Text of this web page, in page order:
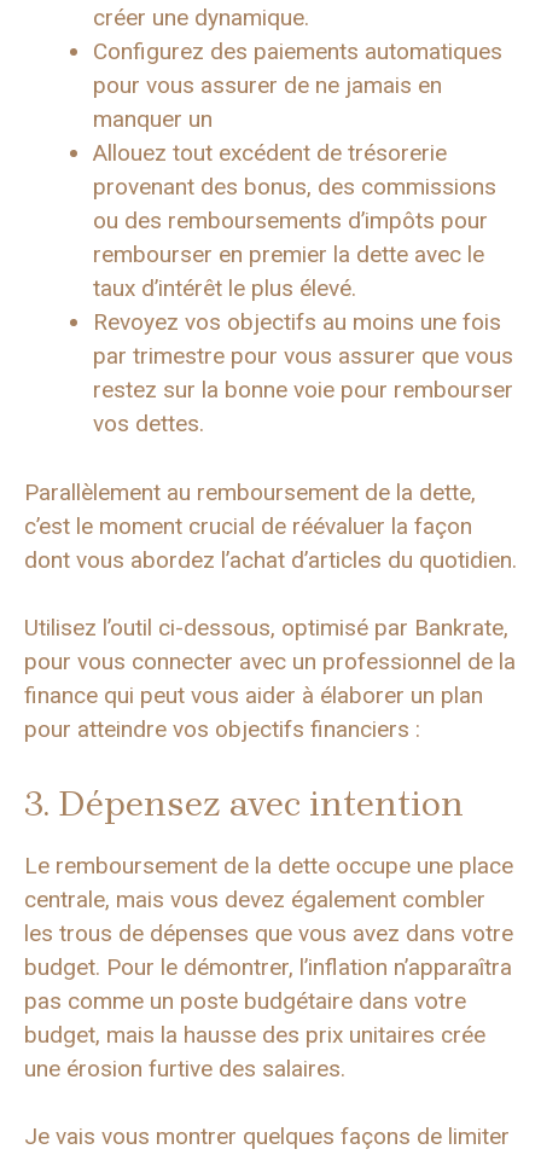
créer une dynamique.
Configurez des paiements automatiques
pour vous assurer de ne jamais en
manquer un
Allouez tout excédent de trésorerie
provenant des bonus, des commissions
ou des remboursements d’impôts pour
rembourser en premier la dette avec le
taux d’intérêt le plus élevé.
Revoyez vos objectifs au moins une fois
par trimestre pour vous assurer que vous
restez sur la bonne voie pour rembourser
vos dettes.
Parallèlement au remboursement de la dette,
c’est le moment crucial de réévaluer la façon
dont vous abordez l’achat d’articles du quotidien.
Utilisez l’outil ci-dessous, optimisé par Bankrate,
pour vous connecter avec un professionnel de la
finance qui peut vous aider à élaborer un plan
pour atteindre vos objectifs financiers :
3. Dépensez avec intention
Le remboursement de la dette occupe une place
centrale, mais vous devez également combler
les trous de dépenses que vous avez dans votre
budget. Pour le démontrer, l’inflation n’apparaîtra
pas comme un poste budgétaire dans votre
budget, mais la hausse des prix unitaires crée
une érosion furtive des salaires.
Je vais vous montrer quelques façons de limiter